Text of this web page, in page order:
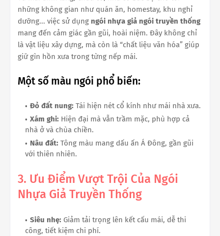
những không gian như quán ăn, homestay, khu nghỉ
dưỡng... việc sử dụng ngói nhựa giả ngói truyền thống
mang đến cảm giác gần gũi, hoài niệm. Đây không chỉ
là vật liệu xây dựng, mà còn là “chất liệu văn hóa” giúp
giữ gìn hồn xưa trong từng nếp mái.
Một số màu ngói phổ biến:
Đỏ đất nung: Tái hiện nét cổ kính như mái nhà xưa.
Xám ghi: Hiện đại mà vẫn trầm mặc, phù hợp cả
nhà ở và chùa chiền.
Nâu đất: Tông màu mang dấu ấn Á Đông, gần gũi
với thiên nhiên.
3. Ưu Điểm Vượt Trội Của Ngói
Nhựa Giả Truyền Thống
Siêu nhẹ: Giảm tải trọng lên kết cấu mái, dễ thi
công, tiết kiệm chi phí.